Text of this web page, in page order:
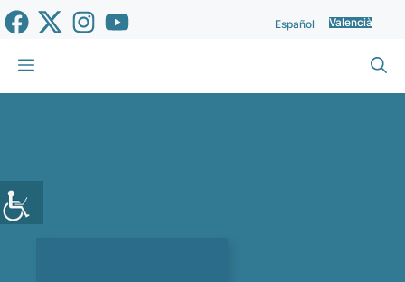
Vés
al
contingut
Español Valencià
Menu